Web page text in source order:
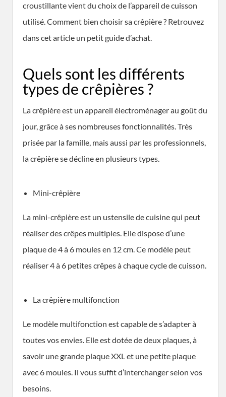
croustillante vient du choix de l’appareil de cuisson
utilisé. Comment bien choisir sa crêpière ? Retrouvez
dans cet article un petit guide d’achat.
Quels sont les différents
types de crêpières ?
La crêpière est un appareil électroménager au goût du
jour, grâce à ses nombreuses fonctionnalités. Très
prisée par la famille, mais aussi par les professionnels,
la crêpière se décline en plusieurs types.
Mini-crêpière
La mini-crêpière est un ustensile de cuisine qui peut
réaliser des crêpes multiples. Elle dispose d’une
plaque de 4 à 6 moules en 12 cm. Ce modèle peut
réaliser 4 à 6 petites crêpes à chaque cycle de cuisson.
La crêpière multifonction
Le modèle multifonction est capable de s’adapter à
toutes vos envies. Elle est dotée de deux plaques, à
savoir une grande plaque XXL et une petite plaque
avec 6 moules. Il vous suffit d’interchanger selon vos
besoins.